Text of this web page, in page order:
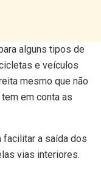
alguns tipos de
e veículos
mesmo que não
em conta as
a saída dos
vias interiores.